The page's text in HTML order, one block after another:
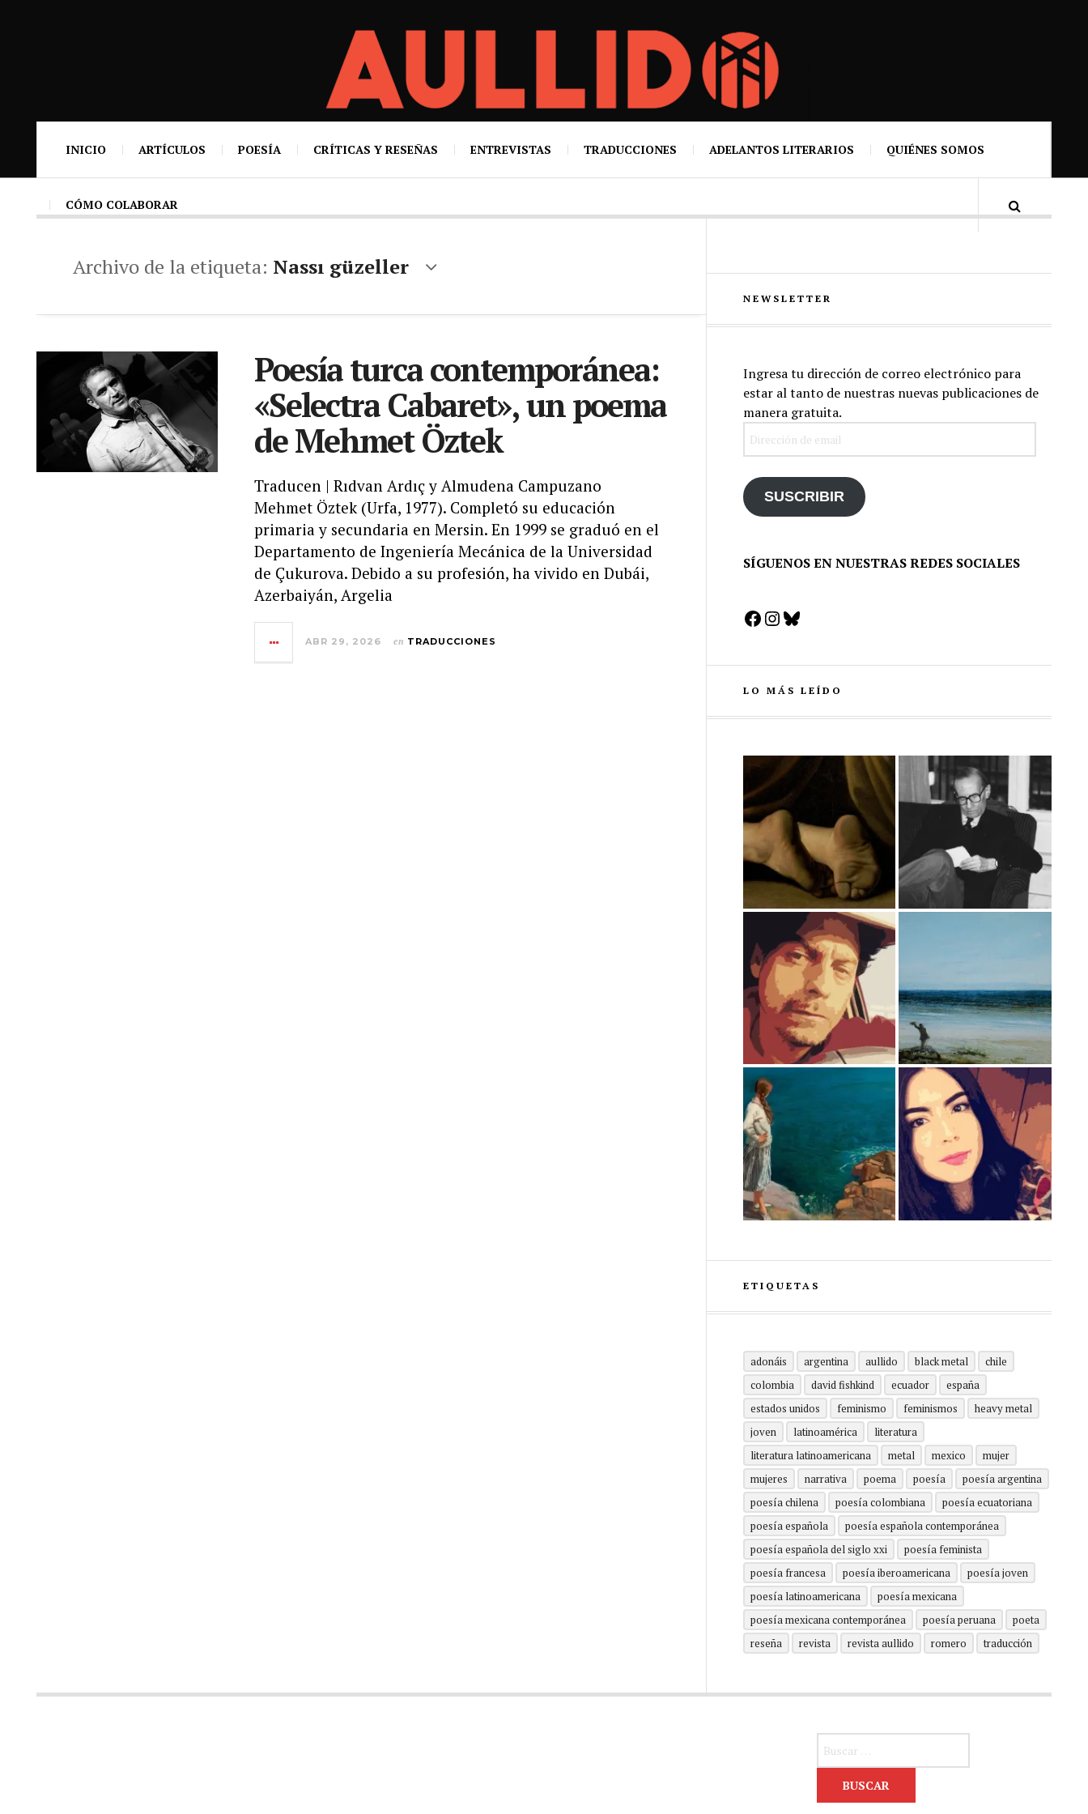
INICIO ARTÍCULOS POESÍA CRÍTICAS Y RESEÑAS ENTREVISTAS TRADUCCIONES ADELANTOS LITERARIOS QUIÉNES SOMOS
CÓMO COLABORAR
Archivo de la etiqueta: Nassı güzeller
Poesía turca contemporánea:
«Selectra Cabaret», un poema
de Mehmet Öztek
Traducen | Rıdvan Ardıç y Almudena Campuzano
Mehmet Öztek (Urfa, 1977). Completó su educación
primaria y secundaria en Mersin. En 1999 se graduó en el
Departamento de Ingeniería Mecánica de la Universidad
de Çukurova. Debido a su profesión, ha vivido en Dubái,
Azerbaiyán, Argelia
ABR 29, 2026 en TRADUCCIONES
NEWSLETTER
Ingresa tu dirección de correo electrónico para
estar al tanto de nuestras nuevas publicaciones de
manera gratuita.
SUSCRIBIR
SÍGUENOS EN NUESTRAS REDES SOCIALES
Facebook
Instagram
Bluesky
LO MÁS LEÍDO
ETIQUETAS
adonáis argentina aullido black metal
chile
colombia
david fishkind ecuador
españa
estados unidos
feminismo feminismos
heavy metal
joven
latinoamérica
literatura
literatura latinoamericana
metal mexico
mujer
mujeres
narrativa poema poesía
poesía argentina
poesía chilena
poesía colombiana
poesía ecuatoriana
poesía española
poesía española contemporánea
poesía española del siglo xxi
poesía feminista
poesía francesa
poesía iberoamericana
poesía joven
poesía latinoamericana
poesía mexicana
poesía mexicana contemporánea
poesía peruana
poeta
reseña
revista revista aullido romero traducción